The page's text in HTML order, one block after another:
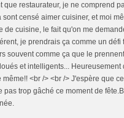
que restaurateur, je ne comprend
censé aimer cuisiner, et moi
de cuisine, le fait qu'on me
je prendrais ça comme un défi
souvent comme ça que le
et intelligents... Heureusement
même!! <br /> <br /> J'espère que
pas trop gâché ce moment de